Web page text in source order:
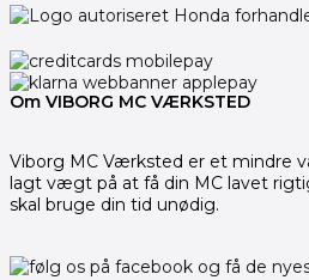
Om VIBORG MC VÆRKSTED
Viborg MC Værksted er et mindre
lagt vægt på at få din MC lavet
skal bruge din tid unødig.